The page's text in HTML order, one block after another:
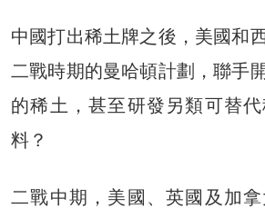
中國打出稀土牌之後，美國和
二戰時期的曼哈頓計劃，聯手
的稀土，甚至研發另類可替
料？
二戰中期，美國、英國及加